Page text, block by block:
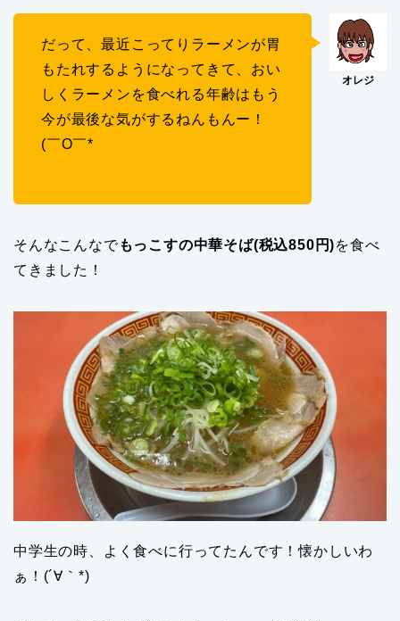
だって、最近こってりラーメンが胃
もたれするようになってきて、おい
しくラーメンを食べれる年齢はもう
今が最後な気がするねんもんー！
(￣O￣*
そんなこんなでもっこすの中華そば(税込850円)を食べ
てきました！
中学生の時、よく食べに行ってたんです！懐かしいわ
ぁ！(´∀｀*)